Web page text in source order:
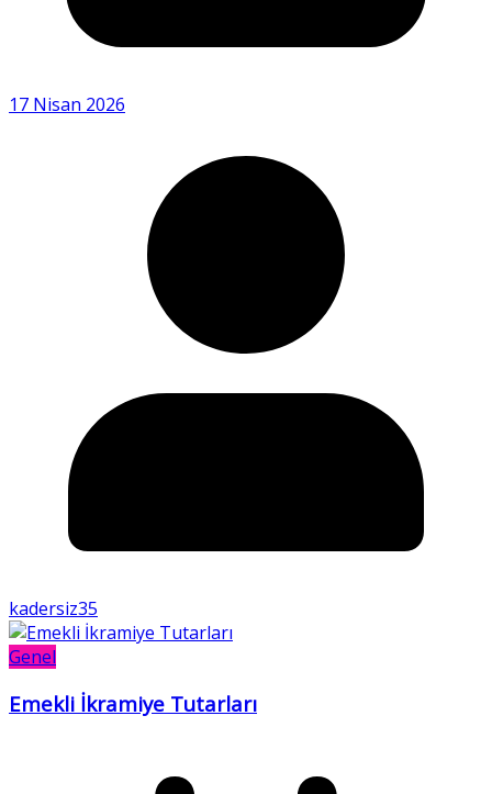
17 Nisan 2026
kadersiz35
Genel
Emekli İkramiye Tutarları